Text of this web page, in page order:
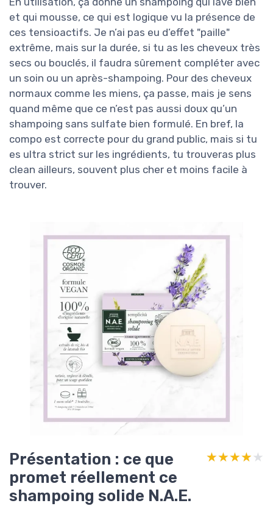
et qui mousse, ce qui est logique vu la présence de
ces tensioactifs. Je n’ai pas eu d’effet "paille"
extrême, mais sur la durée, si tu as les cheveux très
secs ou bouclés, il faudra sûrement compléter avec
un soin ou un après-shampoing. Pour des cheveux
normaux comme les miens, ça passe, mais je sens
quand même que ce n’est pas aussi doux qu’un
shampoing sans sulfate bien formulé. En bref, la
compo est correcte pour du grand public, mais si tu
es ultra strict sur les ingrédients, tu trouveras plus
clean ailleurs, souvent plus cher et moins facile à
trouver.
Présentation : ce que
promet réellement ce
shampoing solide N.A.E.
★★★★★
★★★★★